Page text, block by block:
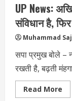
UP News:
संविधान है,
Muhammad
सपा प्रमुख बोले –
रखती है, बढ़ती
Read More